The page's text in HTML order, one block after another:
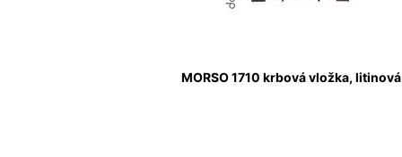
MORSO 1710 krbová vložka, litinová